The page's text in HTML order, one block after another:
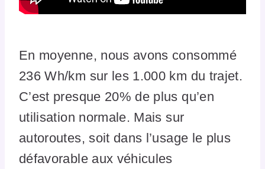
En moyenne, nous avons consommé
236 Wh/km sur les 1.000 km du trajet.
C’est presque 20% de plus qu’en
utilisation normale. Mais sur
autoroutes, soit dans l’usage le plus
défavorable aux véhicules